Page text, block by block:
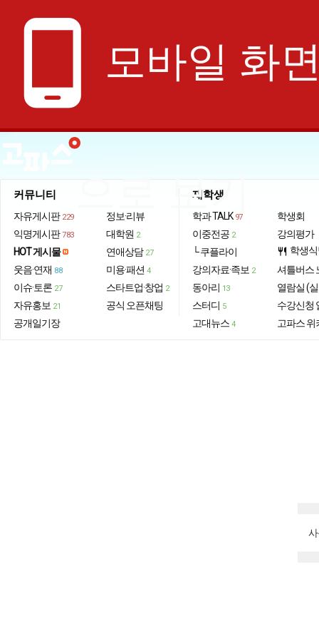
phone_android 모바일 화
으로 보기
커뮤니티
자유게시판 229
익명게시판 783
HOT 게시물
웃음·연재 88
이슈·토론 27
자유홍보 21
공개일기장
정보·리뷰
대학원 2
연애상담 27
미용·패션 4
스타트업·창업 2
공식 오픈채팅
재학생
학과 TALK 97
이중전공 2
└ 쿠플라이
강의자료·족보 2
동아리 13
스터디 5
고대뉴스 4
학생회
강의평가
restaurant 학생
셔틀버스
열람실 (
수강신청
고파스 위